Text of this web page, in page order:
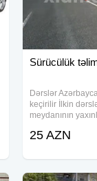
Sürücülük
Dərslər
keçirilir İlkin
meydanının
şəhərdə
qaydalarını
çıxırıq Yol
25 AZN